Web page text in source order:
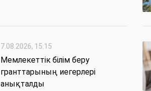
7.08.2026, 15:15
Мемлекеттік білім беру
гранттарының иегерлері
анықталды